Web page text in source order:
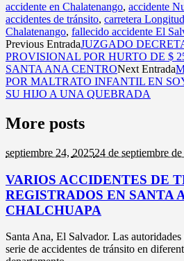
accidente en Chalatenango, accidente
accidentes de tránsito, carretera
Chalatenango, fallecido accidente El
Previous EntradaJUZGADO
PROVISIONAL POR HURTO DE $
SANTA ANA CENTRONext Entrada
POR MALTRATO INFANTIL EN
SU HIJO A UNA QUEBRADA
More posts
septiembre 24, 202524 de septiembre
VARIOS ACCIDENTES DE
REGISTRADOS EN SANTA
CHALCHUAPA
Santa Ana, El Salvador. Las
serie de accidentes de tránsito en